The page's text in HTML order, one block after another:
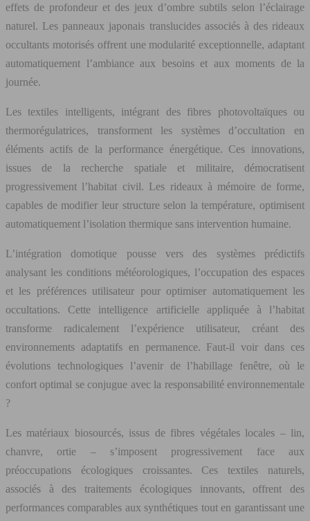
effets de profondeur et des jeux d’ombre subtils selon l’éclairage
naturel. Les panneaux japonais translucides associés à des rideaux
occultants motorisés offrent une modularité exceptionnelle, adaptant
automatiquement l’ambiance aux besoins et aux moments de la
journée.
Les textiles intelligents, intégrant des fibres photovoltaïques ou
thermorégulatrices, transforment les systèmes d’occultation en
éléments actifs de la performance énergétique. Ces innovations,
issues de la recherche spatiale et militaire, démocratisent
progressivement l’habitat civil. Les rideaux à mémoire de forme,
capables de modifier leur structure selon la température, optimisent
automatiquement l’isolation thermique sans intervention humaine.
L’intégration domotique pousse vers des systèmes prédictifs
analysant les conditions météorologiques, l’occupation des espaces
et les préférences utilisateur pour optimiser automatiquement les
occultations. Cette intelligence artificielle appliquée à l’habitat
transforme radicalement l’expérience utilisateur, créant des
environnements adaptatifs en permanence. Faut-il voir dans ces
évolutions technologiques l’avenir de l’habillage fenêtre, où le
confort optimal se conjugue avec la responsabilité environnementale
?
Les matériaux biosourcés, issus de fibres végétales locales – lin,
chanvre, ortie – s’imposent progressivement face aux
préoccupations écologiques croissantes. Ces textiles naturels,
associés à des traitements écologiques innovants, offrent des
performances comparables aux synthétiques tout en garantissant une